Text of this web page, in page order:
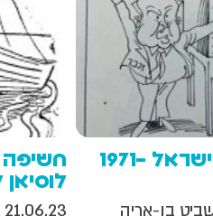
הנגיד השני של בנק ישראל 1971-
בן-אריה
חשיפה
21.06.23